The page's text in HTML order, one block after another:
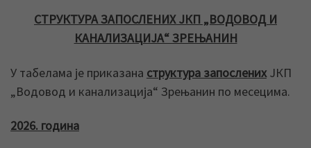
СТРУКТУРА ЗАПОСЛЕНИХ ЈКП „ВОДОВОД И
КАНАЛИЗАЦИЈА“ ЗРЕЊАНИН
У табелама је приказана структура запосленихЈКП
„Водовод и канализација“ Зрењанин по месецима.
2026. година